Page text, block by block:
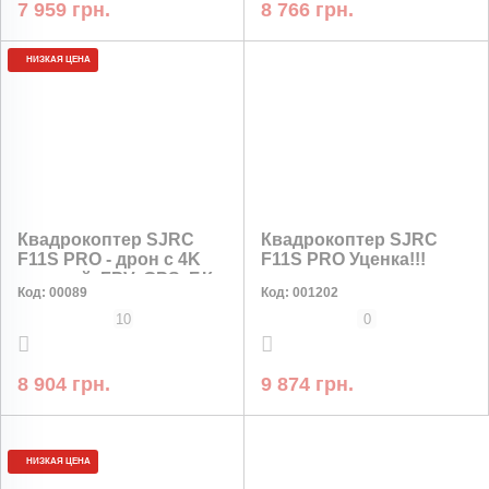
7 959 грн. 8 766 грн.
НИЗКАЯ ЦЕНА
Квадрокоптер SJRC
F11S PRO - дрон c 4K
камерой, FPV, GPS, БК
моторы, 3км, до 26 мин.
Код: 00089
10
8 904 грн.
Квадрокоптер SJRC
F11S PRO Уценка!!!
Код: 001202
0
9 874 грн.
НИЗКАЯ ЦЕНА